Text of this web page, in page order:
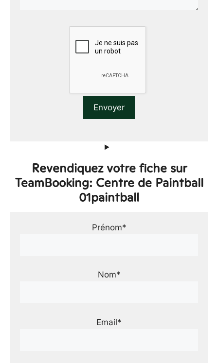
Revendiquez votre fiche sur
TeamBooking: Centre de Paintball
01paintball
Prénom*
Nom*
Email*